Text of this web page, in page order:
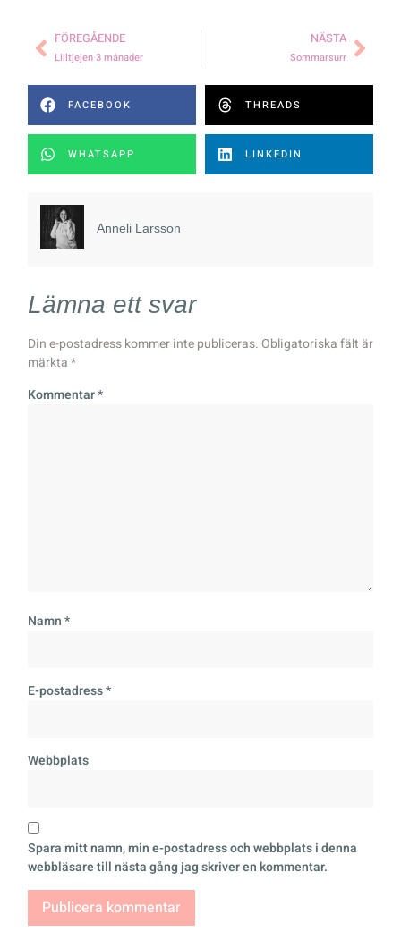
FÖREGÅENDE
Lilltjejen 3 månader
NÄSTA
Sommarsurr
FACEBOOK THREADS
WHATSAPP LINKEDIN
Anneli Larsson
Lämna ett svar
Din e-postadress kommer inte publiceras. Obligatoriska fält är
märkta*
Kommentar*
Namn*
E-postadress*
Webbplats
Spara mitt namn, min e-postadress och webbplats i denna
webbläsare till nästa gång jag skriver en kommentar.